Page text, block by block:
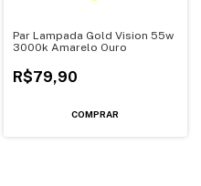
Par Lampada Gold Vision 55w
3000k Amarelo Ouro
R$79,90
COMPRAR